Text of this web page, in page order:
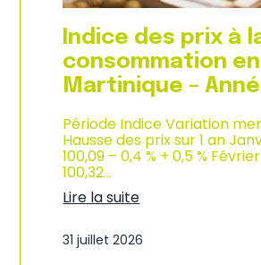
0
2
6
r
o
d
u
c
t
o
n
e
’
m
p
Indice des prix à
consommation en
Martinique –
Période Indice Variation
Hausse des prix sur 1 an
100,09 – 0,4 % + 0,5 %
100,32…
Lire la suite
n
31 juillet 2026